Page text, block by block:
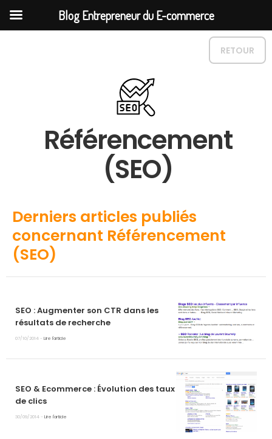
RETOUR
Référencement
(SEO)
Derniers articles publiés
concernant Référencement
(SEO)
SEO : Augmenter son CTR dans les
résultats de recherche
07/10/2014 - Lire l'article
SEO & Ecommerce : Évolution des taux
de clics
30/09/2014 - Lire l'article
Blog Entrepreneur du E-commerce